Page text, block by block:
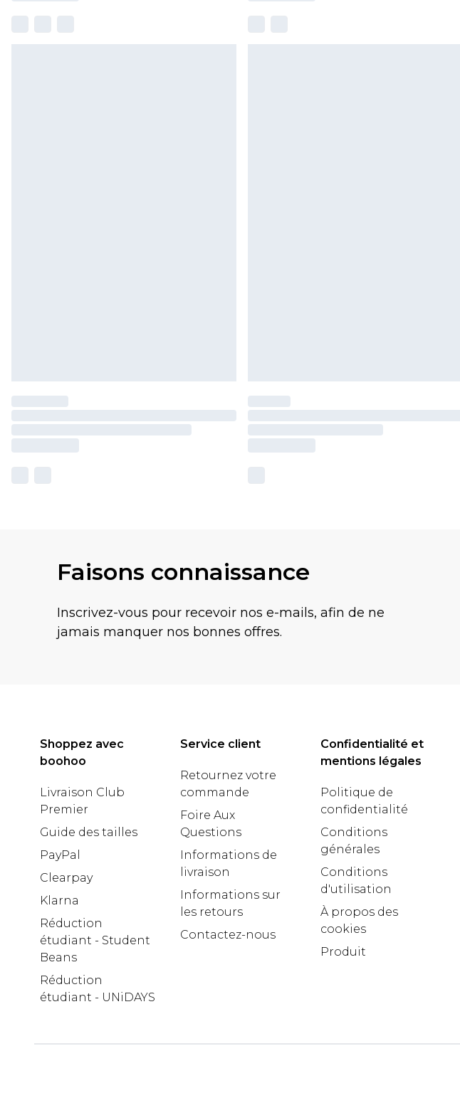
Faisons connaissance
Inscrivez-vous pour recevoir nos e-mails, afin de ne
jamais manquer nos bonnes offres.
Shoppez avec
boohoo
Livraison Club
Premier
Guide des tailles
PayPal
Clearpay
Klarna
Réduction
étudiant - Student
Beans
Réduction
étudiant - UNiDAYS
Service client
Retournez votre
commande
Foire Aux
Questions
Informations de
livraison
Informations sur
les retours
Contactez-nous
Confidentialité et
mentions légales
Politique de
confidentialité
Conditions
générales
Conditions
d'utilisation
À propos des
cookies
Produit